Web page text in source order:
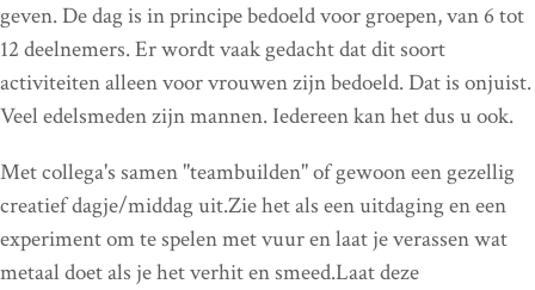
geven. De dag is in principe bedoeld voor groepen, van 6 tot
12 deelnemers. Er wordt vaak gedacht dat dit soort
activiteiten alleen voor vrouwen zijn bedoeld. Dat is onjuist.
Veel edelsmeden zijn mannen. Iedereen kan het dus u ook.
Met collega's samen "teambuilden" of gewoon een gezellig
creatief dagje/middag uit.Zie het als een uitdaging en een
experiment om te spelen met vuur en laat je verassen wat
metaal doet als je het verhit en smeed.Laat deze